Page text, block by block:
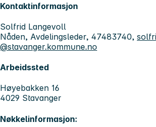
Kontaktinformasjon
Solfrid Langevoll
Nåden, Avdelingsleder, 47483740,
@stavanger.kommune.no
Arbeidssted
Høyebakken 16
4029 Stavanger
Nøkkelinformasjon: